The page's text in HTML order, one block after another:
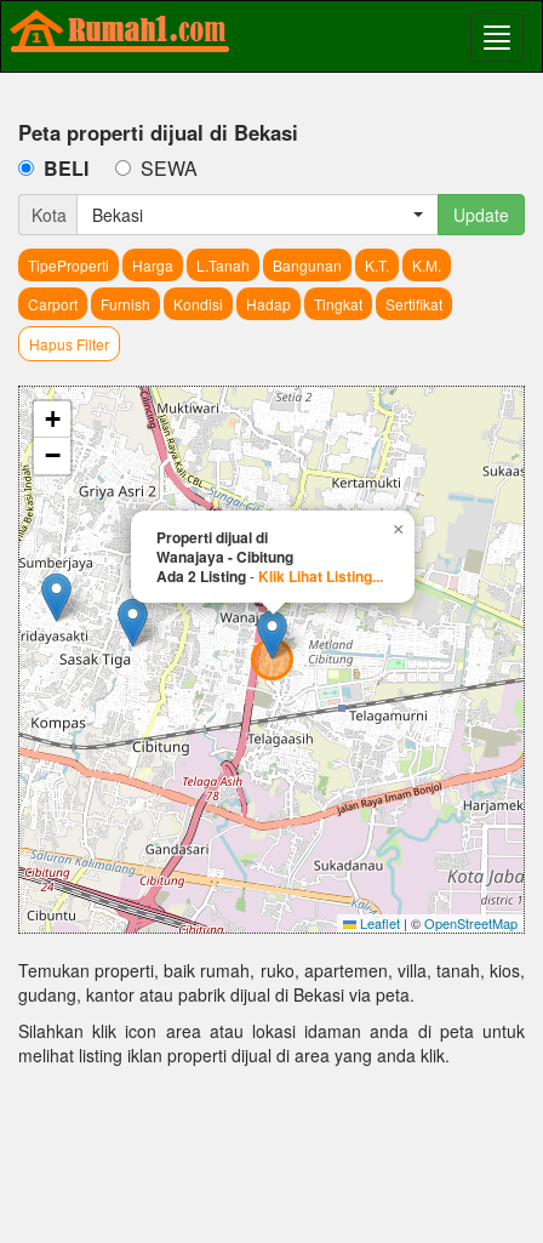
Peta properti dijual di Bekasi
BELI SEWA
Kota Bekasi Update
TipeProperti Harga L.Tanah Bangunan K.T.
K.M.
Carport
Furnish Kondisi Hadap Tingkat
Sertifikat
Hapus Filter
Properti dijual di
Wanajaya - Cibitung
Ada 2 Listing-Klik Lihat Listing...
×
+
−
Leaflet | ©OpenStreetMap
Temukan properti, baik rumah, ruko, apartemen, villa, tanah, kios,
gudang, kantor atau pabrik dijual di Bekasi via peta.
Silahkan klik icon area atau lokasi idaman anda di peta untuk
melihat listing iklan properti dijual di area yang anda klik.